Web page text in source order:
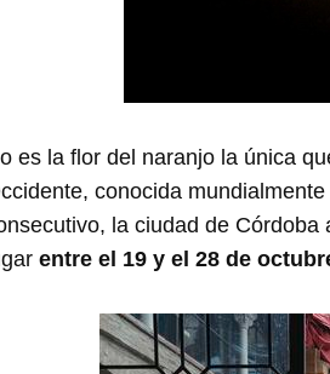
es la flor del naranjo la única
conocida
la ciudad de Córdoba
entre el 19 y el 28 de